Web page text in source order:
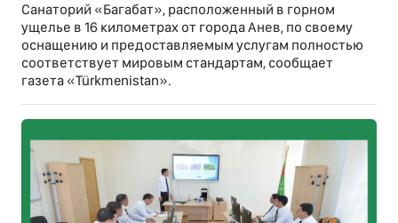
Санаторий «Багабат», расположенный в горном
ущелье в 16 километрах от города Анев, по своему
оснащению и предоставляемым услугам полностью
соответствует мировым стандартам, сообщает
газета «Türkmenistan».